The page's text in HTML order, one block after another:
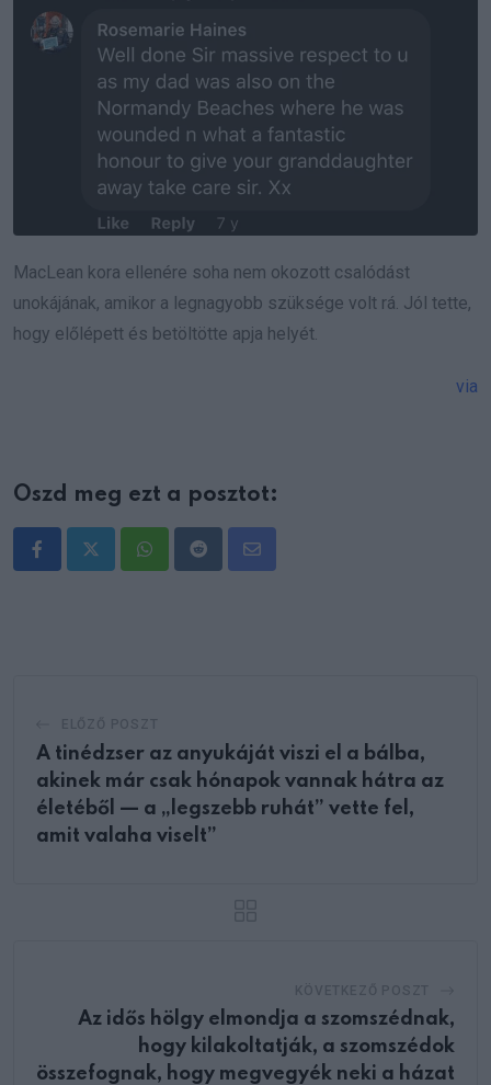
MacLean kora ellenére soha nem okozott csalódást
unokájának, amikor a legnagyobb szüksége volt rá. Jól tette,
hogy előlépett és betöltötte apja helyét.
via
Oszd meg ezt a posztot:
WhatsappRedditShare
A tinédzser az anyukáját viszi el a bálba,
akinek már csak hónapok vannak hátra az
életéből — a „legszebb ruhát” vette fel,
amit valaha viselt”
Az idős hölgy elmondja a szomszédnak,
hogy kilakoltatják, a szomszédok
összefognak, hogy megvegyék neki a házat